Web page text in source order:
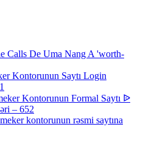
Calls De Uma Nang A 'worth-
Kontorunun Saytı Login
Kontorunun Formal Saytı ᐉ
– 652
kontorunun rəsmi saytına